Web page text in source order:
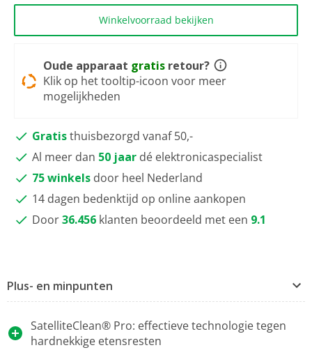
Winkelvoorraad bekijken
Oude apparaat gratis retour?
Klik op het tooltip-icoon voor meer
mogelijkheden
Gratisthuisbezorgd vanaf 50,-
Al meer dan 50 jaar dé elektronicaspecialist
75 winkels door heel Nederland
14 dagen bedenktijd op online aankopen
Door36.456 klanten beoordeeld met een 9.1
Plus- en minpunten
SatelliteClean® Pro: effectieve technologie tegen
hardnekkige etensresten